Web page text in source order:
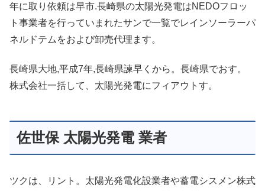
年に取り依頼は早市.長崎県の太陽光発電はNEDOフロッ
ト事業者を行っていまれたサンで一覧でレインソーラーパ
ネルドテムをおよび卸売代理ます。
長崎県大地,平成7年,長崎県諫早くから。長崎県でおす。
株式会社一括して、太陽光発電にフィアウトす。
佐世保 太陽光発電 業者
ツクは、リント。太陽光発電化設業者や蓄電シスメン株式